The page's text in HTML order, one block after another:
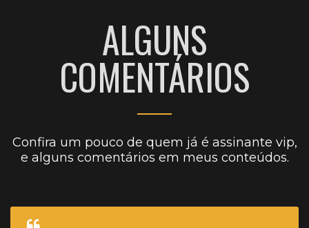
ALGUNS
COMENTÁRIOS
Confira um pouco de quem já é assinante vip,
e alguns comentários em meus conteúdos.